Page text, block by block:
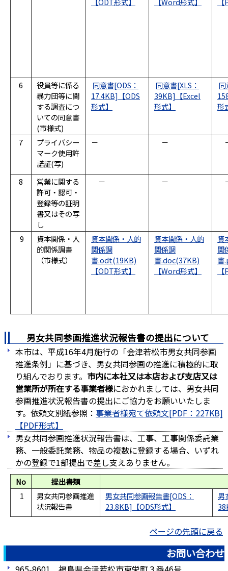
6
役員等に係る
暴力団等に関
する調査につ
いての同意書
(市様式)
同意書[ODS：
17.4KB]
同意書[XLS：
39KB]
7
プライバシー
マーク使用許
諾証(写)
－ －
8
営業に関する
許可・認可・
登録等の証明
書又はその写
し
－ －
9
資本関係・人
的関係調書
（市様式）
資本関係・人的
関係調
書.odt(19KB)
資本関係・人的
関係調
書.doc(37KB)
資
関
書
男女共同参画推進状況報告書の提出について
本市は、平成16年4月施行の「会津若松市男女共同参画
推進条例」に基づき、男女共同参画の推進に積極的に取
り組んでおります。 市内に本社又は本店および支店又は
営業所が所在する事業者様におかれましては、男女共同
参画推進状況報告書の提出にご協力をお願いいたしま
す。依頼文別紙参照： 事業者様宛て依頼文[PDF：227KB]
男女共同参画推進状況報告書は、工事、工事関係委託業
務、一般委託業務、物品の複数に登録する場合、いずれ
かの登録で1部提出で差し支えありません。
No
提出書類
1
男女共同参画推進
状況報告書
男女共同参画報告書[ODS：
23.8KB]
男
ページの先頭に戻る
お問い合わせ